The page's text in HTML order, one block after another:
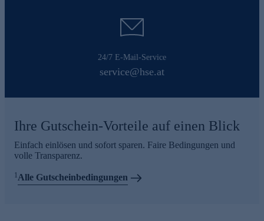
24/7 E-Mail-Service
service@hse.at
Ihre Gutschein-Vorteile auf einen Blick
Einfach einlösen und sofort sparen. Faire Bedingungen und
volle Transparenz.
1Alle Gutscheinbedingungen